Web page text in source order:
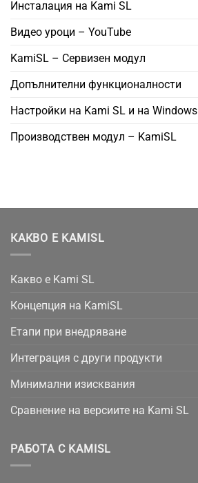
Инсталация на Kami SL
Видео уроци – YouTube
KamiSL – Сервизен модул
Допълнителни функционалности
Настройки на Kami SL и на Windows
Производствен модул – KamiSL
КАКВО Е KAMISL
Какво е Kami SL
Концепция на KamiSL
Етапи при внедряване
Интеграция с други продукти
Минимални изисквания
Сравнение на версиите на Kami SL
РАБОТА С KAMISL